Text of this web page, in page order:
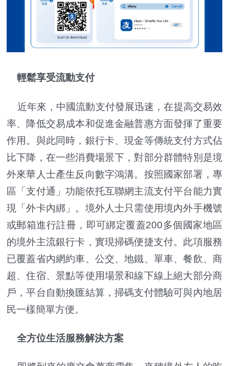
輕鬆享受流動支付
近年來，中國流動支付發展迅速，在提高交易效
率、降低交易成本和促進金融普惠方面發揮了重要
作用。與此同時，銀行卡、現金等傳統支付方式佔
比下降，在一些消費場景下，對部分群體特別是境
外來華人士產生反向數字鴻溝。按照國家部署，專
區「支付通」功能依托互聯網主流支付平台能力實
現「外卡內綁」。境外人士只需使用境內外手機號
或郵箱進行註冊，即可綁定覆蓋200多個國家地區
的境外主流銀行卡，實現掃碼便捷支付。此項服務
已覆蓋省內網約車、公交、地鐵、單車、餐飲、商
超、住宿、景點等使用場景和線下線上絕大部分商
戶，平台自動換匯結算，掃碼支付體驗可與內地居
民一樣簡單方便。
全方位生活服務解決方案